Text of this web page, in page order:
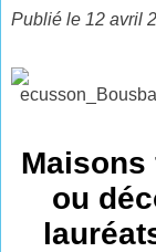
Publié le 12 avril
ou